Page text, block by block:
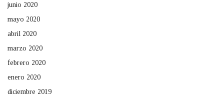
junio 2020
mayo 2020
abril 2020
marzo 2020
febrero 2020
enero 2020
diciembre 2019